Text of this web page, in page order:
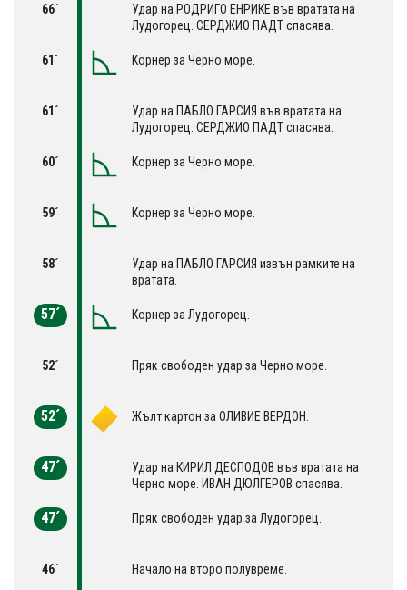
66´
Удар на РОДРИГО ЕНРИКЕ във вратата на
Лудогорец. СЕРДЖИО ПАДТ спасява.
61´ Корнер за Черно море.
61´
Удар на ПАБЛО ГАРСИЯ във вратата на
Лудогорец. СЕРДЖИО ПАДТ спасява.
60´ Корнер за Черно море.
59´ Корнер за Черно море.
58´
Удар на ПАБЛО ГАРСИЯ извън рамките на
вратата.
57´ Корнер за Лудогорец.
52´ Пряк свободен удар за Черно море.
52´ Жълт картон за OЛИВИЕ ВЕРДОН.
47´
Удар на КИРИЛ ДЕСПОДОВ във вратата на
Черно море. ИВАН ДЮЛГЕРОВ спасява.
47´ Пряк свободен удар за Лудогорец.
46´ Начало на второ полувреме.